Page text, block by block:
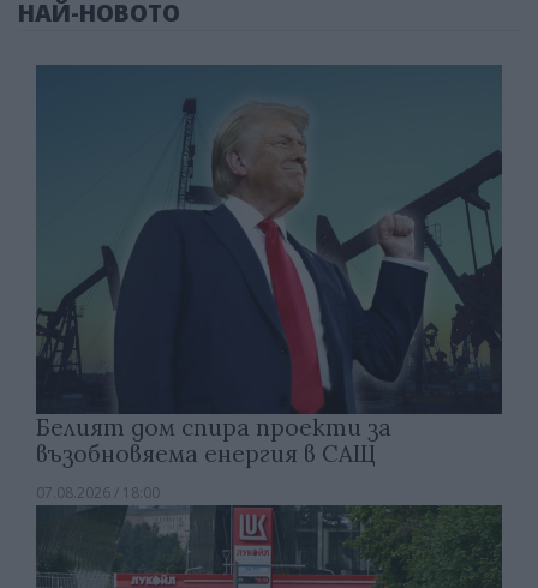
НАЙ-НОВОТО
Белият дом спира проекти за
възобновяема енергия в САЩ
07.08.2026 / 18:00